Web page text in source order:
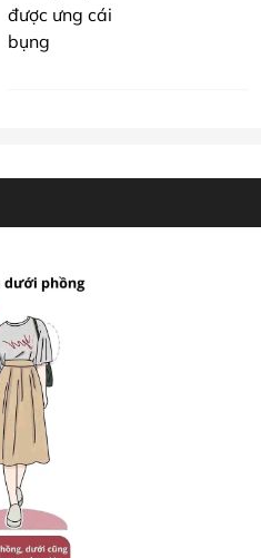
được ưng cái
bụng